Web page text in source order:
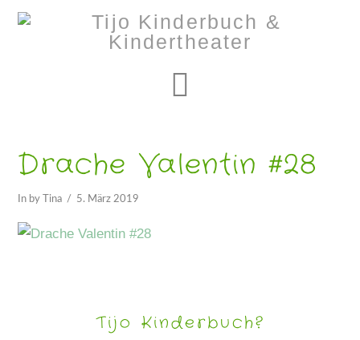
Drache Valentin #28
In by Tina 5. März 2019
Tijo Kinderbuch?